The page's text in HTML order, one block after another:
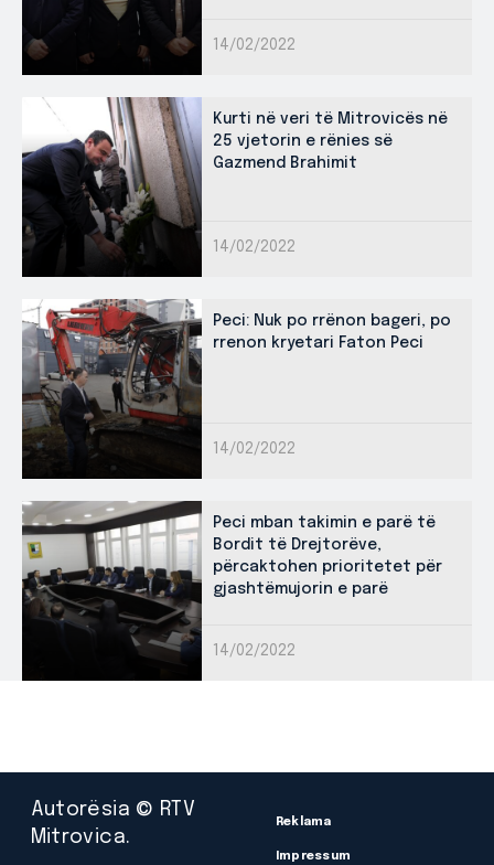
14/02/2022
Kurti në veri të Mitrovicës në
25 vjetorin e rënies së
Gazmend Brahimit
14/02/2022
Peci: Nuk po rrënon bageri, po
rrenon kryetari Faton Peci
14/02/2022
Peci mban takimin e parë të
Bordit të Drejtorëve,
përcaktohen prioritetet për
gjashtëmujorin e parë
14/02/2022
Autorësia © RTV
Mitrovica.
Reklama
Impressum